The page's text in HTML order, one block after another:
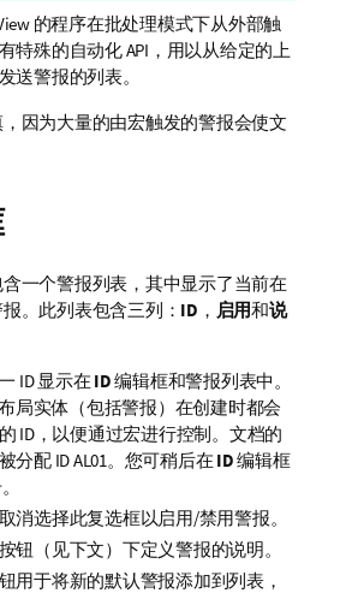
的程序在批处理模式下从外部触
特殊的自动化 API，用以从给定的上
送警报的列表。
因为大量的由宏触发的警报会使文
一个警报列表，其中显示了当前在
。此列表包含三列： ID ， 启用和说
ID 显示在 ID编辑框和警报列表中。
局实体（包括警报）在创建时都会
ID，以便通过宏进行控制。文档的
分配 ID AL01。您可稍后在 ID编辑框
消选择此复选框以启用/禁用警报。
按钮（见下文）下定义警报的说明。
用于将新的默认警报添加到列表，